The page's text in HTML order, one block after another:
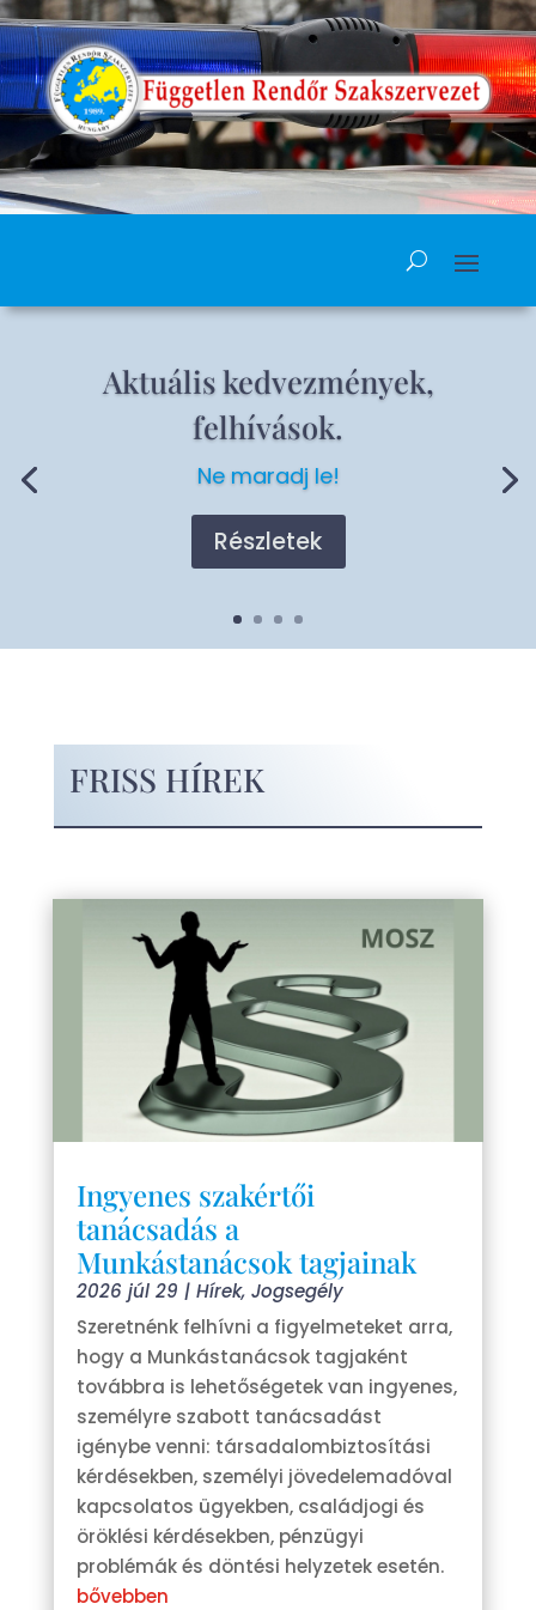
FRISS HÍREK
Ingyenes szakértői
tanácsadás a
Munkástanácsok tagjainak
2026 júl 29 | Hírek, Jogsegély
Szeretnénk felhívni a figyelmeteket arra,
hogy a Munkástanácsok tagjaként
továbbra is lehetőségetek van ingyenes,
személyre szabott tanácsadást
igénybe venni: társadalombiztosítási
kérdésekben, személyi jövedelemadóval
kapcsolatos ügyekben, családjogi és
öröklési kérdésekben, pénzügyi
problémák és döntési helyzetek esetén.
bővebben